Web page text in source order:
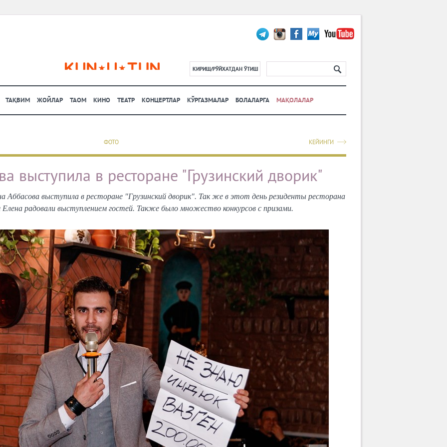
КИРИШ/РЎЙХАТДАН ЎТИШ
ТАҚВИМ ЖОЙЛАР ТАОМ КИНО ТЕАТР КОНЦЕРТЛАР КЎРГАЗМАЛАР БОЛАЛАРГА МАҚОЛАЛАР
ФОТО КЕЙИНГИ
выступила в ресторане "Грузинский дворик"
Аббасова выступила в ресторане "Грузинский дворик". Так же в этот день резиденты ресторана
Елена радовали выступлением гостей. Также было множество конкурсов с призами.